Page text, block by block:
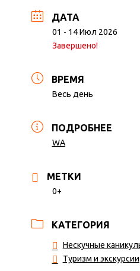
ДАТА
01 - 14 Июл 2026
Завершено!
ВРЕМЯ
Весь день
ПОДРОБНЕЕ
WA
МЕТКИ
0+
КАТЕГОРИЯ
Нескучные
Туризм и экскурсии